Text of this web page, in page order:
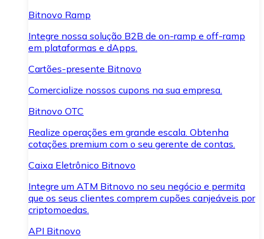
Bitnovo Ramp
Integre nossa solução B2B de on-ramp e off-ramp
em plataformas e dApps.
Cartões-presente Bitnovo
Comercialize nossos cupons na sua empresa.
Bitnovo OTC
Realize operações em grande escala. Obtenha
cotações premium com o seu gerente de contas.
Caixa Eletrônico Bitnovo
Integre um ATM Bitnovo no seu negócio e permita
que os seus clientes comprem cupões canjeáveis por
criptomoedas.
API Bitnovo